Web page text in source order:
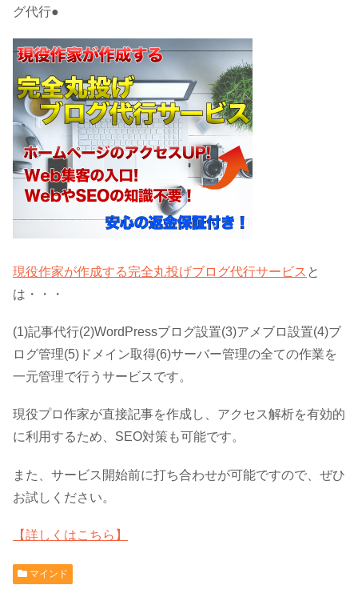
グ代行●
現役作家が作成する完全丸投げブログ代行サービス と
は・・・
(1)記事代行(2)WordPressブログ設置(3)アメブロ設置(4)ブ
ログ管理(5)ドメイン取得(6)サーバー管理の全ての作業を
一元管理で行うサービスです。
現役プロ作家が直接記事を作成し、アクセス解析を有効的
に利用するため、SEO対策も可能です。
また、サービス開始前に打ち合わせが可能ですので、ぜひ
お試しください。
【詳しくはこちら】
マインド